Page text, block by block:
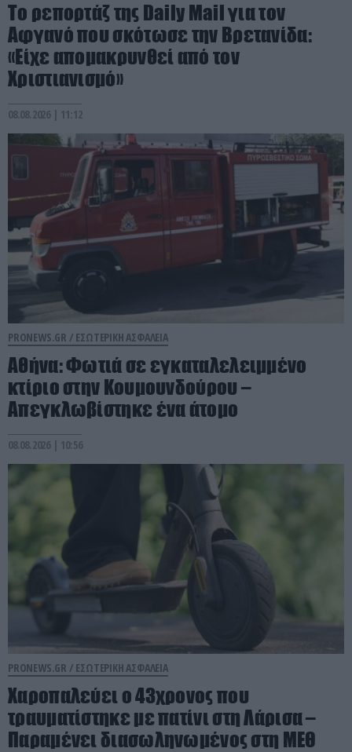
Το ρεπορτάζ της Daily Mail για τον
Αφγανό που σκότωσε την Βρετανίδα:
«Είχε απομακρυνθεί από τον
Χριστιανισμό»
08.08.2026 | 11:12
PRONEWS.GR / ΕΣΩΤΕΡΙΚΗ ΑΣΦΑΛΕΙΑ
Αθήνα: Φωτιά σε εγκαταλελειμμένο
κτίριο στην Κουμουνδούρου –
Απεγκλωβίστηκε ένα άτομο
08.08.2026 | 10:56
PRONEWS.GR / ΕΣΩΤΕΡΙΚΗ ΑΣΦΑΛΕΙΑ
Χαροπαλεύει ο 43χρονος που
τραυματίστηκε με πατίνι στη Λάρισα –
Παραμένει διασωληνωμένος στη ΜΕΘ